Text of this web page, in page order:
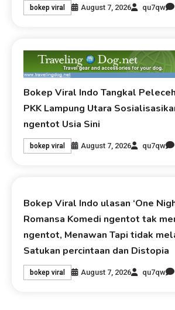
bokep viral August 7, 2026 qu7qw
Bokep Viral Indo Tangkal
PKK Lampung Utara
ngentot Usia Sini
bokep viral August 7, 2026 qu7qw
Bokep Viral Indo ulasan ‘One
Romansa Komedi ngentot tak
ngentot, Menawan Tapi tidak
Satukan percintaan dan Distopia
bokep viral August 7, 2026 qu7qw